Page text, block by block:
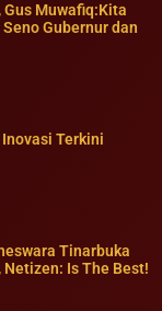
Gus Muwafiq:Kita
Gubernur dan
Terkini
Tinarbuka
Is The Best!